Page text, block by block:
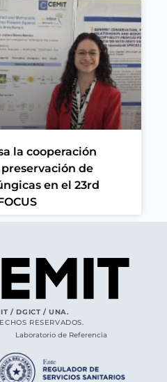
la cooperación
de
en el 23rd
/ DGICT / UNA.
RESERVADOS.
Laboratorio de Referencia